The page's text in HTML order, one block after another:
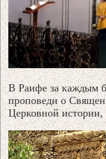
В Раифе за каждым
проповеди о
Церковной